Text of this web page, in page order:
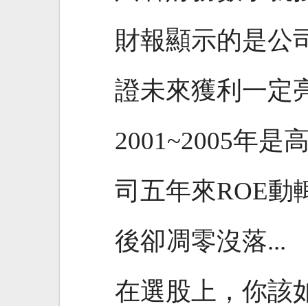
財報顯示的是公
證未來獲利一定
2001~2005年是
司五年來ROE動
後卻凋零沒落...
在選股上，你該